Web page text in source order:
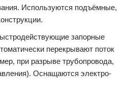
Используются подъёмные,
запорные
перекрывают поток
при разрыве трубопровода,
Оснащаются электро-